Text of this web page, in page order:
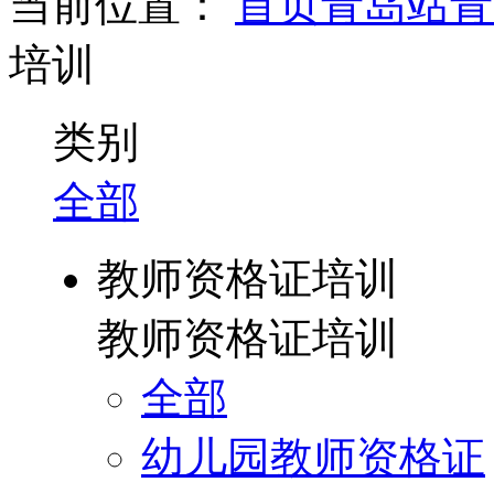
培训
类别
全部
教师资格证培训
教师资格证培训
全部
幼儿园教师资格证